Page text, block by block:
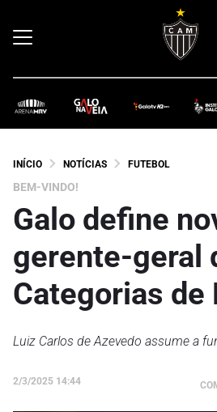
INÍCIO NOTÍCIAS FUTEBOL
BEM-VINDO!
Galo define
gerente-geral
Categorias de
Luiz Carlos de Azevedo assume a
2/3/2025 14:44